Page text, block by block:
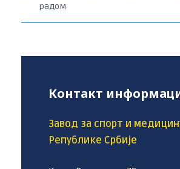
радом
Контакт
Завод за спорт и
Републике Србије